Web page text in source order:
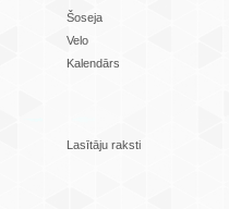
Šoseja
Velo
Kalendārs
Lasītāju raksti